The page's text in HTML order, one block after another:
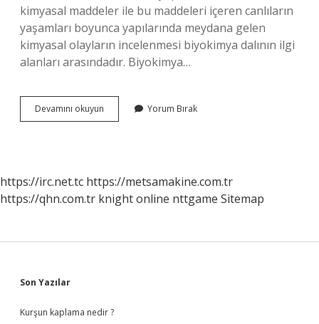
kimyasal maddeler ile bu maddeleri içeren canlıların
yaşamları boyunca yapılarında meydana gelen
kimyasal olayların incelenmesi biyokimya dalının ilgi
alanları arasındadır. Biyokimya…
Devamını okuyun Biyokimya
Hangi
Yorum Bırak
https://irc.net.tc https://metsamakine.com.tr
https://qhn.com.tr knight online nttgame Sitemap
Sidebar
Son Yazılar
Kurşun kaplama nedir ?